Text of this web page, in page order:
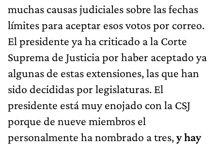
muchas causas judiciales sobre las fechas
límites para aceptar esos votos por correo.
El presidente ya ha criticado a la Corte
Suprema de Justicia por haber aceptado ya
algunas de estas extensiones, las que han
sido decididas por legislaturas. El
presidente está muy enojado con la CSJ
porque de nueve miembros el
personalmente ha nombrado a tres,y hay